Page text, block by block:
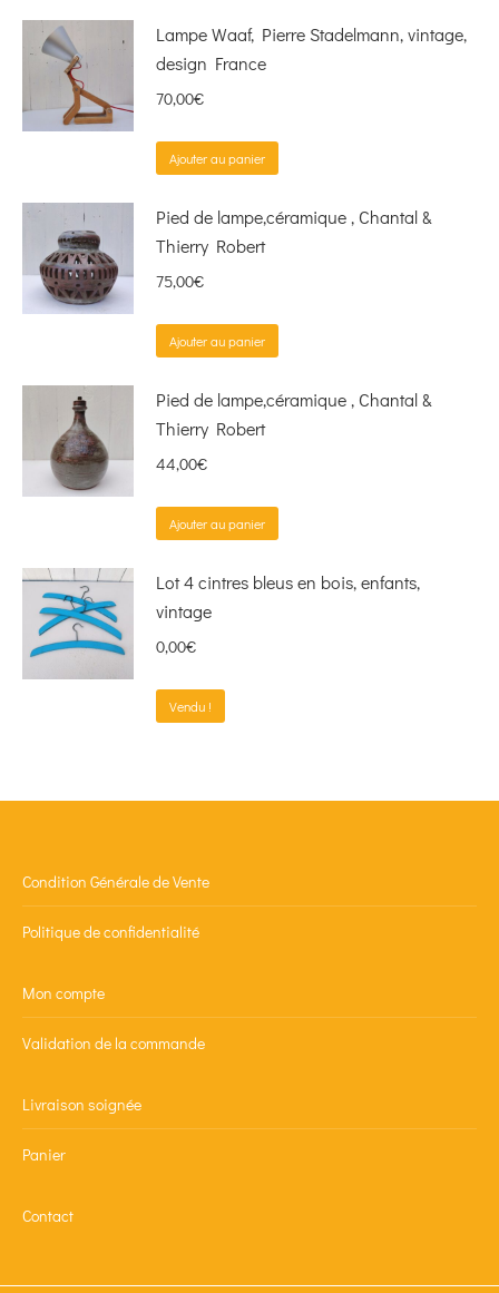
Lampe Waaf, Pierre Stadelmann, vintage,
design France
70,00€
Ajouter au panier
Pied de lampe,céramique , Chantal &
Thierry Robert
75,00€
Ajouter au panier
Pied de lampe,céramique , Chantal &
Thierry Robert
44,00€
Ajouter au panier
Lot 4 cintres bleus en bois, enfants,
vintage
0,00€
Vendu !
Condition Générale de Vente
Politique de confidentialité
Mon compte
Validation de la commande
Livraison soignée
Panier
Contact